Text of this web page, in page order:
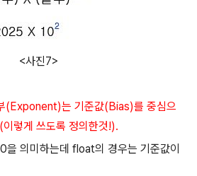
<사진7>
(Exponent)는 기준값(Bias)를 중심으
렇게 쓰도록 정의한것!).
을 의미하는데 float의 경우는 기준값이